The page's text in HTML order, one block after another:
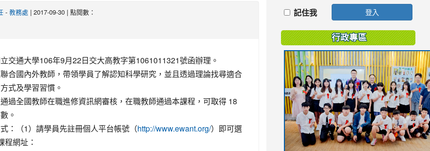
- 教務處 | 2017-09-30 | 點閱數：
交通大學106年9月22日交大高教字第1061011321號函辦理。
合國內外教師，帶領學員了解認知科學研究，並且透過理論找尋適合
式及學習習慣。
過全國教師在職進修資訊網審核，在職教師通過本課程，可取得 18
。
：（1）請學員先註冊個人平台帳號（http://www.ewant.org/）即可選
程網址：
記住我 登入
行政專區